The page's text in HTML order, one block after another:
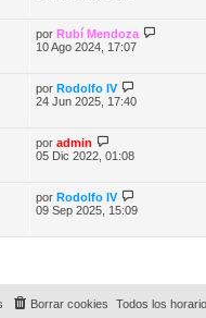
por Rubí Mendoza
10 Ago 2024, 17:07
por Rodolfo IV
24 Jun 2025, 17:40
por admin
05 Dic 2022, 01:08
por Rodolfo IV
09 Sep 2025, 15:09
Todos los
Borrar cookies